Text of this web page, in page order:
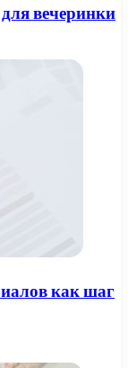
вечеринки
как шаг